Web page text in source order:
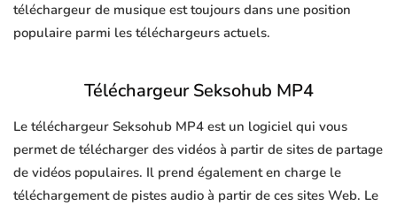
téléchargeur de musique est toujours dans une position
populaire parmi les téléchargeurs actuels.
Téléchargeur Seksohub MP4
Le téléchargeur Seksohub MP4 est un logiciel qui vous
permet de télécharger des vidéos à partir de sites de partage
de vidéos populaires. Il prend également en charge le
téléchargement de pistes audio à partir de ces sites Web. Le